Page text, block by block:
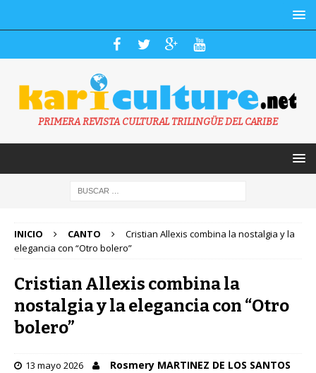
PRIMERA REVISTA CULTURAL TRILINGÜE DEL CARIBE
INICIO CANTO
Cristian Allexis combina la nostalgia y la
elegancia con “Otro bolero”
Cristian Allexis combina la
nostalgia y la elegancia con “Otro
bolero”
13 mayo 2026 Rosmery MARTINEZ DE LOS SANTOS